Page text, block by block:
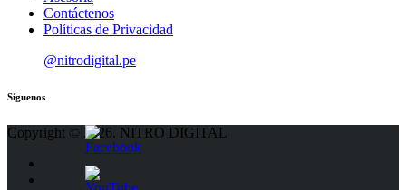
Contáctenos
Políticas de Privacidad
@nitrodigital.pe
Síguenos
Copyright © 2026. NITRO DIGITAL